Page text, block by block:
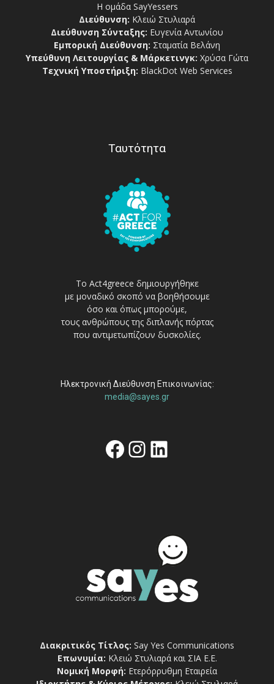
Η ομάδα SayYessers
Διεύθυνση: Κλειώ Στυλιαρά
Διεύθυνση Σύνταξης: Ευγενία Αντωνίου
Εμπορική Διεύθυνση: Σταματία Βελάνη
Υπεύθυνη Λειτουργίας & Μάρκετινγκ: Χρύσα Γώτα
Τεχνική Υποστήριξη: BlackDot Web Services
Ταυτότητα
Το Act4greece δημιουργήθηκε
με μοναδικό σκοπό να βοηθήσουμε
όσο και όπως μπορούμε,
τους ανθρώπους της διπλανής πόρτας
που αντιμετωπίζουν δυσκολίες.
Ηλεκτρονική Διεύθυνση Επικοινωνίας:
media@sayes.gr
Facebook
Instagram
Linkedin
Διακριτικός Τίτλος: Say Yes Communications
Επωνυμία: Κλειώ Στυλιαρά και ΣΙΑ Ε.Ε.
Νομική Μορφή: Ετερόρρυθμη Εταιρεία